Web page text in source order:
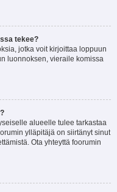
tekee?
jotka voit kirjoittaa loppuun
luonnoksen, vieraile komissa
alueelle tulee tarkastaa
ylläpitäjä on siirtänyt sinut
Ota yhteyttä foorumin